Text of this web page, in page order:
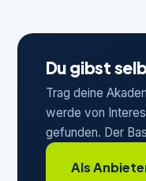
Du gibst
Trag deine
werde von
gefunden. Der
Als